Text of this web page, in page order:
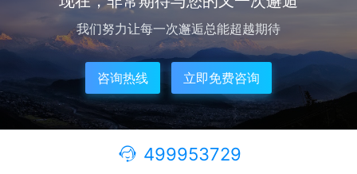
我们努力让每一次邂逅总能超越期待
咨询热线 立即免费咨询
499953729